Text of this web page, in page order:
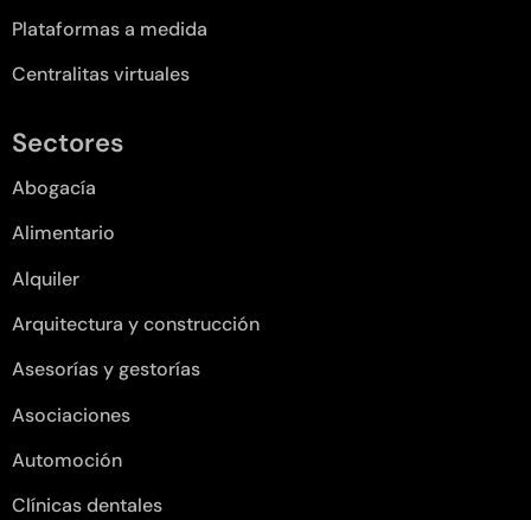
Plataformas a medida
Centralitas virtuales
Sectores
Abogacía
Alimentario
Alquiler
Arquitectura y construcción
Asesorías y gestorías
Asociaciones
Automoción
Clínicas dentales